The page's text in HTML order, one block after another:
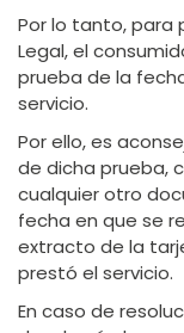
Por lo tanto, para
Legal, el
prueba de la
servicio.
Por ello, es
de dicha prueba,
cualquier otro
fecha en que se
extracto de la
prestó el servicio.
En caso de